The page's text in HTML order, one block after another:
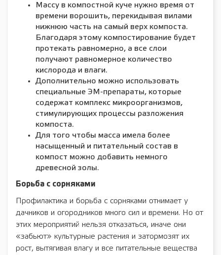
Массу в компостной куче нужно время от
времени ворошить, перекидывая вилами
нижнюю часть на самый верх компоста.
Благодаря этому компостирование будет
протекать равномерно, а все слои
получают равномерное количество
кислорода и влаги.
Дополнительно можно использовать
специальные ЭМ-препараты, которые
содержат комплекс микроорганизмов,
стимулирующих процессы разложения
компоста.
Для того чтобы масса имела более
насыщенный и питательный состав в
компост можно добавить немного
древесной золы.
Борьба с сорняками
Профилактика и борьба с сорняками отнимает у
дачников и огородников много сил и времени. Но от
этих мероприятий нельзя отказаться, иначе они
«забьют» культурные растения и затормозят их
рост, вытягивая влагу и все питательные вещества